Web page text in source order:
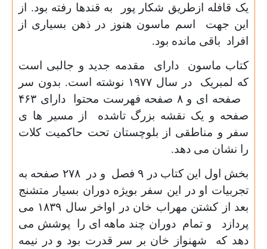
یک قافله ازطریق شکار پور به قندها رفته بود. از
این جهت اسم ماسون هنوز در ذهن بسیاری از
افراد باقی مانده بود.
کتاب ماسون دارای مقدمه جدید و جالبی است
که لمبریک در سال ۱۹۷۷ نوشته است. بدون سر
صفحه ای و ۸ صفحه فهرست محتوا دارای ۴۶۳
صفحه و یک نقشه بزرگ تاشده از مسیر ها ی
سفر و مناطقی از بلوچستان تحت حاکمیت کلات
را نشان می دهد.
بخش اول این کتاب در ۹ فصل و در۲۷۸ صفحه به
تجربیات او در این سفر بویژه دوران بسیار متشنج
بعد از کشتن مهراب خان در اواخر سال ۱۸۳۹ می
پردازد و تمام دوران چند ماهه ای را پوشش می
دهد که شهنواز خان بر سر قدرت بود و در نیمه